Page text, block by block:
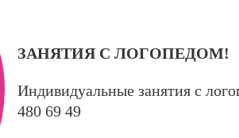
ЗАНЯТИЯ С ЛОГОПЕДОМ!
Индивидуальные занятия с
480 69 49